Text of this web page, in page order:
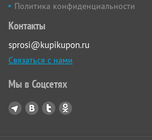
Политика конфиденциальности
Контакты
sprosi@kupikupon.ru
Связаться с нами
Мы в Соцсетях